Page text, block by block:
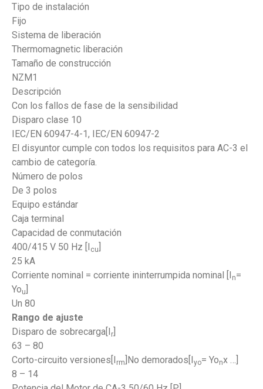
Tipo de instalación
Fijo
Sistema de liberación
Thermomagnetic liberación
Tamaño de construcción
NZM1
Descripción
Con los fallos de fase de la sensibilidad
Disparo clase 10
IEC/EN 60947-4-1, IEC/EN 60947-2
El disyuntor cumple con todos los requisitos para AC-3 el
cambio de categoría.
Número de polos
De 3 polos
Equipo estándar
Caja terminal
Capacidad de conmutación
400/415 V 50 Hz [I cu
25 kA
Corriente nominal = corriente ininterrumpida nominal [I n=
You
Un 80
Rango de ajuste
Disparo de sobrecarga[I r
63 – 80
Corto-circuito versiones[I rm ]No demorados[Iyo= Yonx …]
8 – 14